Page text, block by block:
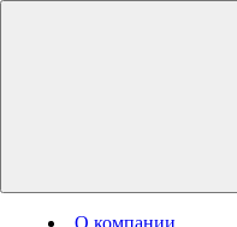
О компании